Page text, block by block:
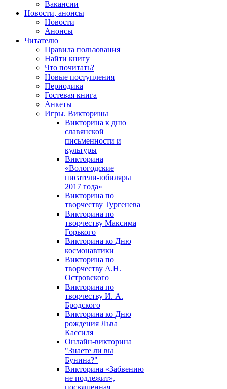
Вакансии
Новости, анонсы
Новости
Анонсы
Читателю
Правила пользования
Найти книгу
Что почитать?
Новые поступления
Периодика
Гостевая книга
Анкеты
Игры. Викторины
Викторина к дню
славянской
письменности и
культуры
Викторина
«Вологодские
писатели-юбиляры
2017 года»
Викторина по
творчеству Тургенева
Викторина по
творчеству Максима
Горького
Викторина ко Дню
космонавтики
Викторина по
творчеству А.Н.
Островского
Викторина по
творчеству И. А.
Бродского
Викторина ко Дню
рождения Льва
Кассиля
Онлайн-викторина
"Знаете ли вы
Бунина?"
Викторина «Забвению
не подлежит»,
посвященная